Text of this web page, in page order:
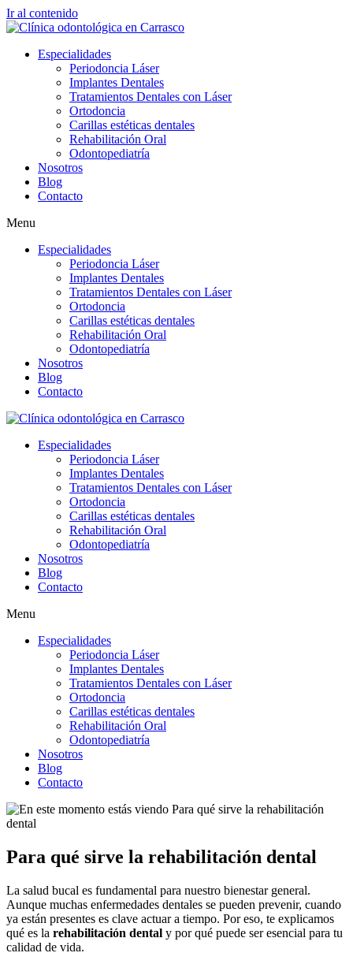
Ir al contenido
Especialidades
Periodoncia Láser
Implantes Dentales
Tratamientos Dentales con Láser
Ortodoncia
Carillas estéticas dentales
Rehabilitación Oral
Odontopediatría
Nosotros
Blog
Contacto
Menu
Especialidades
Periodoncia Láser
Implantes Dentales
Tratamientos Dentales con Láser
Ortodoncia
Carillas estéticas dentales
Rehabilitación Oral
Odontopediatría
Nosotros
Blog
Contacto
Especialidades
Periodoncia Láser
Implantes Dentales
Tratamientos Dentales con Láser
Ortodoncia
Carillas estéticas dentales
Rehabilitación Oral
Odontopediatría
Nosotros
Blog
Contacto
Menu
Especialidades
Periodoncia Láser
Implantes Dentales
Tratamientos Dentales con Láser
Ortodoncia
Carillas estéticas dentales
Rehabilitación Oral
Odontopediatría
Nosotros
Blog
Contacto
Para qué sirve la rehabilitación dental
La salud bucal es fundamental para nuestro bienestar general.
Aunque muchas enfermedades dentales se pueden prevenir, cuando
ya están presentes es clave actuar a tiempo. Por eso, te explicamos
qué es la rehabilitación dental y por qué puede ser esencial para tu
calidad de vida.